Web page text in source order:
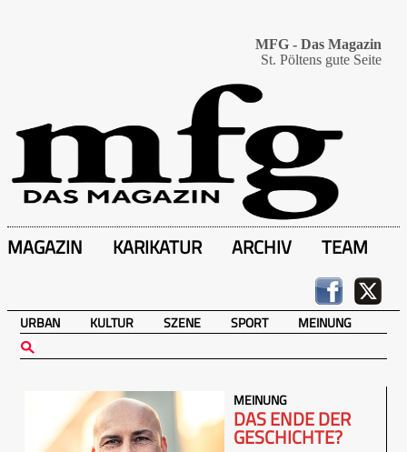
MFG - Das Magazin
St. Pöltens gute Seite
MAGAZIN KARIKATUR ARCHIV TEAM
URBAN KULTUR SZENE SPORT MEINUNG
MEINUNG
DAS ENDE DER
GESCHICHTE?